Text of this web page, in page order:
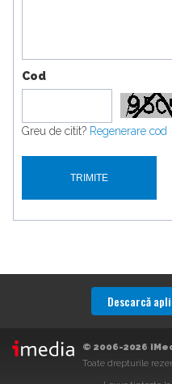
Cod
Greu de citit? Regenerare cod
Descarcă
© 2006-2026
Toate drepturile